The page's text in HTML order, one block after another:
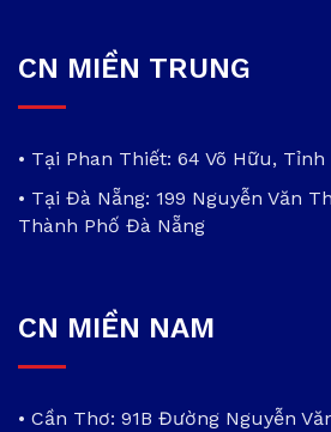
CN MIỀN TRUNG
• Tại Phan Thiết: 64 Võ Hữu,
• Tại Đà Nẵng: 199 Nguyễn Văn
Thành Phố Đà Nẵng
CN MIỀN NAM
• Cần Thơ: 91B Đường Nguyễn